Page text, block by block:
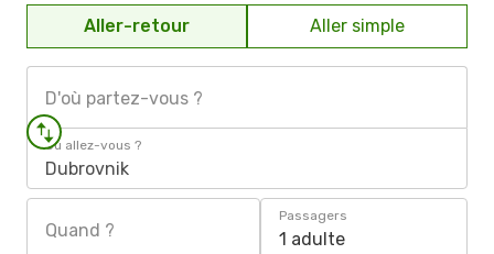
Aller-retour Aller simple
D'où partez-vous ?
Où allez-vous ?
Dubrovnik
Quand ?
Passagers
1 adulte